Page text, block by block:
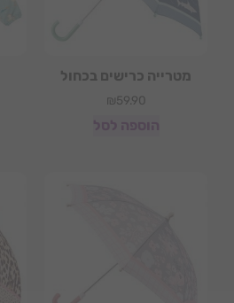
מטרייה כרישים בכחול
₪59.90